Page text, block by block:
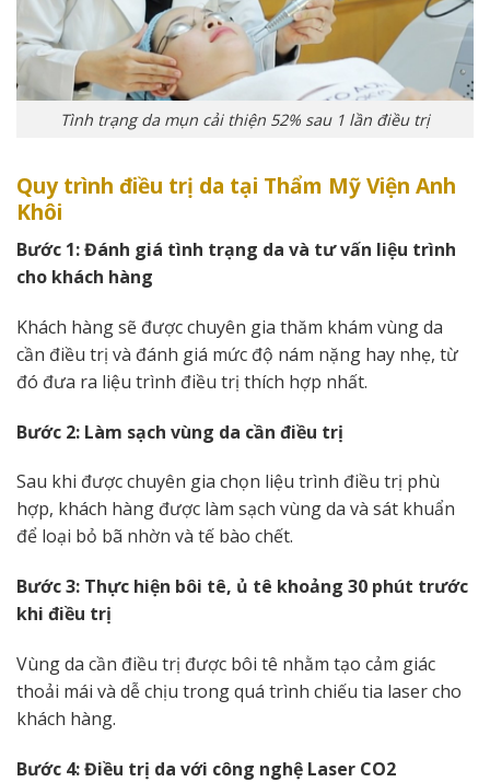
Tình trạng da mụn cải thiện 52% sau 1 lần điều trị
Quy trình điều trị da tại Thẩm Mỹ Viện Anh
Khôi
Bước 1: Đánh giá tình trạng da và tư vấn liệu trình
cho khách hàng
Khách hàng sẽ được chuyên gia thăm khám vùng da
cần điều trị và đánh giá mức độ nám nặng hay nhẹ, từ
đó đưa ra liệu trình điều trị thích hợp nhất.
Bước 2: Làm sạch vùng da cần điều trị
Sau khi được chuyên gia chọn liệu trình điều trị phù
hợp, khách hàng được làm sạch vùng da và sát khuẩn
để loại bỏ bã nhờn và tế bào chết.
Bước 3: Thực hiện bôi tê, ủ tê khoảng 30 phút trước
khi điều trị
Vùng da cần điều trị được bôi tê nhằm tạo cảm giác
thoải mái và dễ chịu trong quá trình chiếu tia laser cho
khách hàng.
Bước 4: Điều trị da với công nghệ Laser CO2